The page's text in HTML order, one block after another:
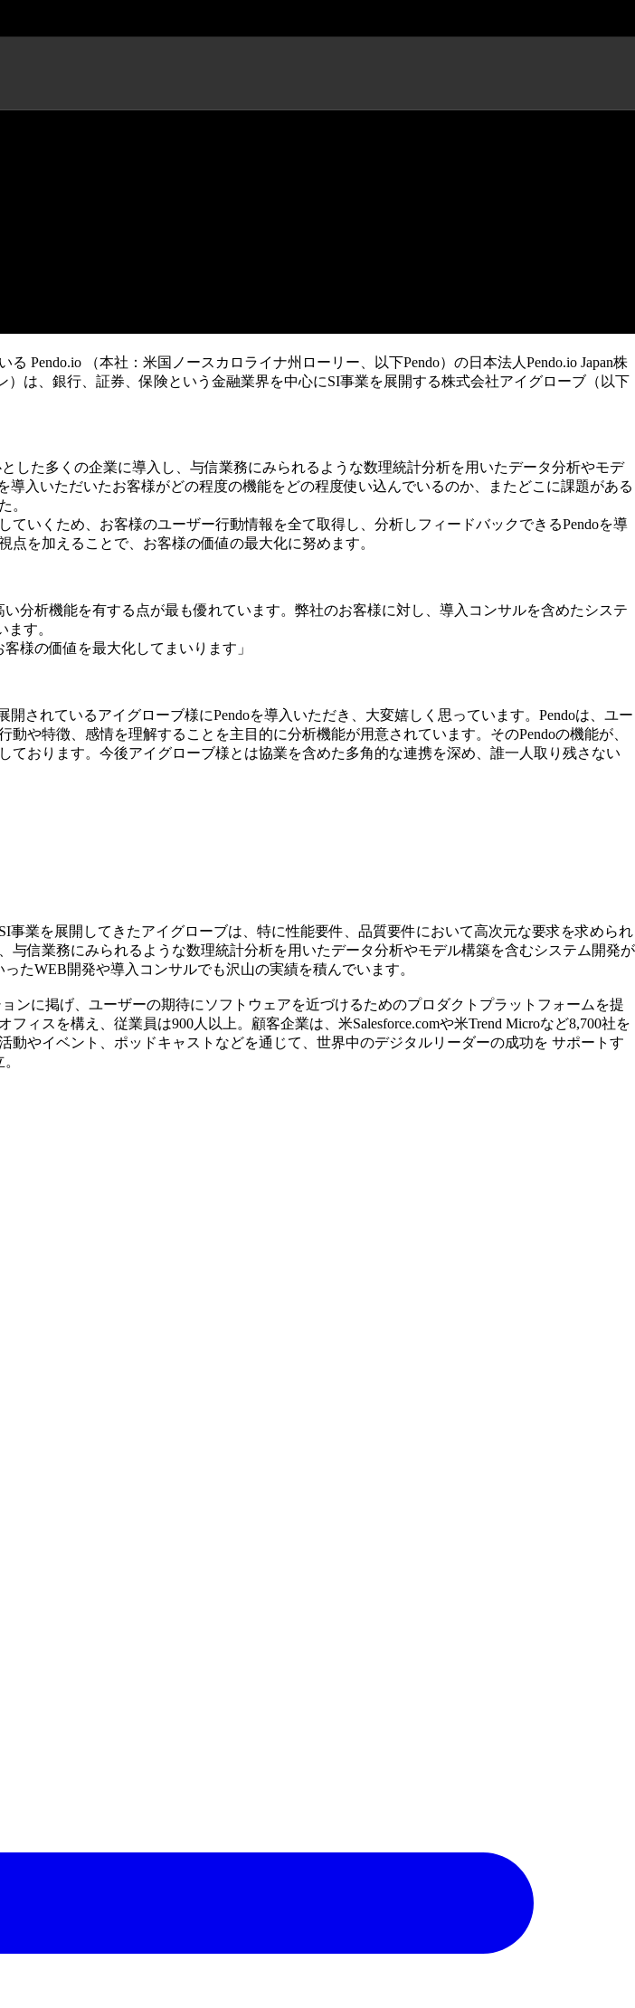
Pendo.io （本社：米国ノースカロライナ州ローリー、以下Pendo）の日本法人Pendo.io Japan株
は、銀行、証券、保険という金融業界を中心にSI事業を展開する株式会社アイグローブ（以下
た多くの企業に導入し、与信業務にみられるような数理統計分析を用いたデータ分析やモデ
入いただいたお客様がどの程度の機能をどの程度使い込んでいるのか、またどこに課題がある
。
いくため、お客様のユーザー行動情報を全て取得し、分析しフィードバックできるPendoを導
を加えることで、お客様の価値の最大化に努めます。
分析機能を有する点が最も優れています。弊社のお客様に対し、導入コンサルを含めたシステ
す。
様の価値を最大化してまいります」
されているアイグローブ様にPendoを導入いただき、大変嬉しく思っています。Pendoは、ユー
や特徴、感情を理解することを主目的に分析機能が用意されています。そのPendoの機能が、
おります。今後アイグローブ様とは協業を含めた多角的な連携を深め、誰一人取り残さない
業を展開してきたアイグローブは、特に性能要件、品質要件において高次元な要求を求められ
信業務にみられるような数理統計分析を用いたデータ分析やモデル構築を含むシステム開発が
たWEB開発や導入コンサルでも沢山の実績を積んでいます。
ンに掲げ、ユーザーの期待にソフトウェアを近づけるためのプロダクトプラットフォームを提
ィスを構え、従業員は900人以上。顧客企業は、米Salesforce.comや米Trend Microなど8,700社を
やイベント、ポッドキャストなどを通じて、世界中のデジタルリーダーの成功を サポートす